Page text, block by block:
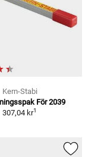
Kern-Stabi
För 2039
307,04 kr1